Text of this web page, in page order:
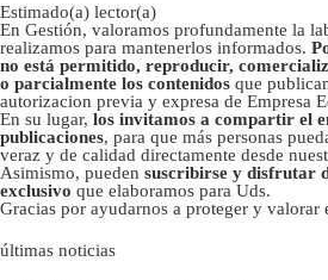
Estimado(a) lector(a)
En Gestión, valoramos profundamente la
realizamos para mantenerlos informados.
no está permitido, reproducir,
o parcialmente los contenidos que
autorizacion previa y expresa de Empresa
En su lugar, los invitamos a compartir el
publicaciones, para que más personas
veraz y de calidad directamente desde
Asimismo, pueden suscribirse y disfrutar
exclusivo que elaboramos para Uds.
Gracias por ayudarnos a proteger y valorar
últimas noticias